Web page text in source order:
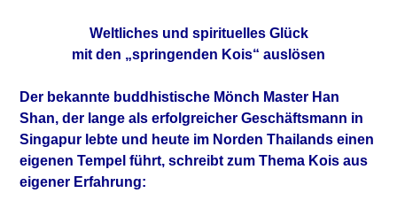
Weltliches und spirituelles Glück
mit den „springenden Kois“ auslösen
Der bekannte buddhistische Mönch Master Han
Shan, der lange als erfolgreicher Geschäftsmann in
Singapur lebte und heute im Norden Thailands einen
eigenen Tempel führt, schreibt zum Thema Kois aus
eigener Erfahrung: